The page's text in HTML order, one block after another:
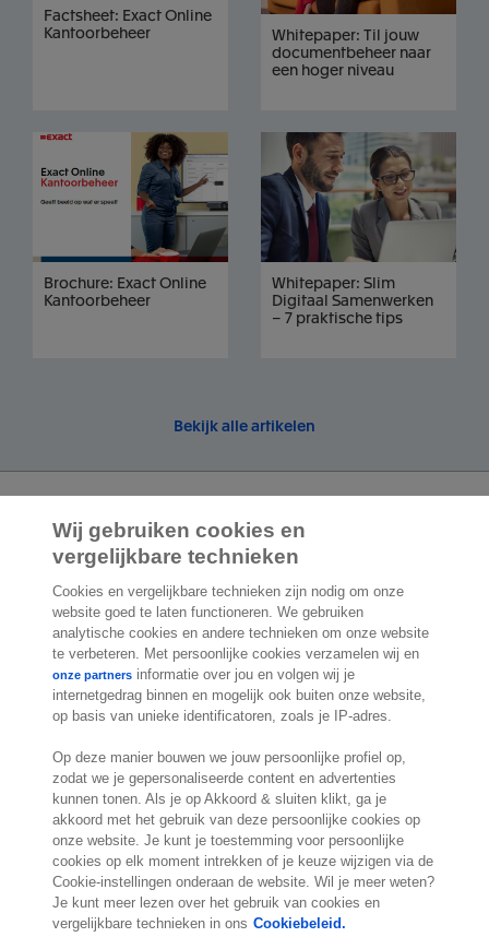
Factsheet: Exact Online
Kantoorbeheer
Whitepaper: Til jouw
documentbeheer naar
een hoger niveau
Brochure: Exact Online
Kantoorbeheer
Whitepaper: Slim
Digitaal Samenwerken
– 7 praktische tips
Bekijk alle artikelen
2.000 specialistenstaan klaar om je te
helpen
Contact
Molengraaffsingel 33
2629 JD Delft
Nederland
Wij gebruiken cookies en
vergelijkbare technieken
Cookies en vergelijkbare technieken zijn nodig om onze
website goed te laten functioneren. We gebruiken
analytische cookies en andere technieken om onze website
te verbeteren. Met persoonlijke cookies verzamelen wij en
onze partners informatie over jou en volgen wij je
internetgedrag binnen en mogelijk ook buiten onze website,
op basis van unieke identificatoren, zoals je IP-adres.
Op deze manier bouwen we jouw persoonlijke profiel op,
zodat we je gepersonaliseerde content en advertenties
kunnen tonen. Als je op Akkoord & sluiten klikt, ga je
akkoord met het gebruik van deze persoonlijke cookies op
onze website. Je kunt je toestemming voor persoonlijke
cookies op elk moment intrekken of je keuze wijzigen via de
Cookie-instellingen onderaan de website. Wil je meer weten?
Je kunt meer lezen over het gebruik van cookies en
vergelijkbare technieken in ons Cookiebeleid.